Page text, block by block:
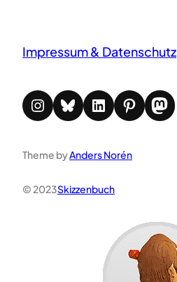
Impressum & Datenschutz
Instagram Bluesky LinkedIn Pinterest Mastodon
Theme byAnders Norén
© 2023Skizzenbuch